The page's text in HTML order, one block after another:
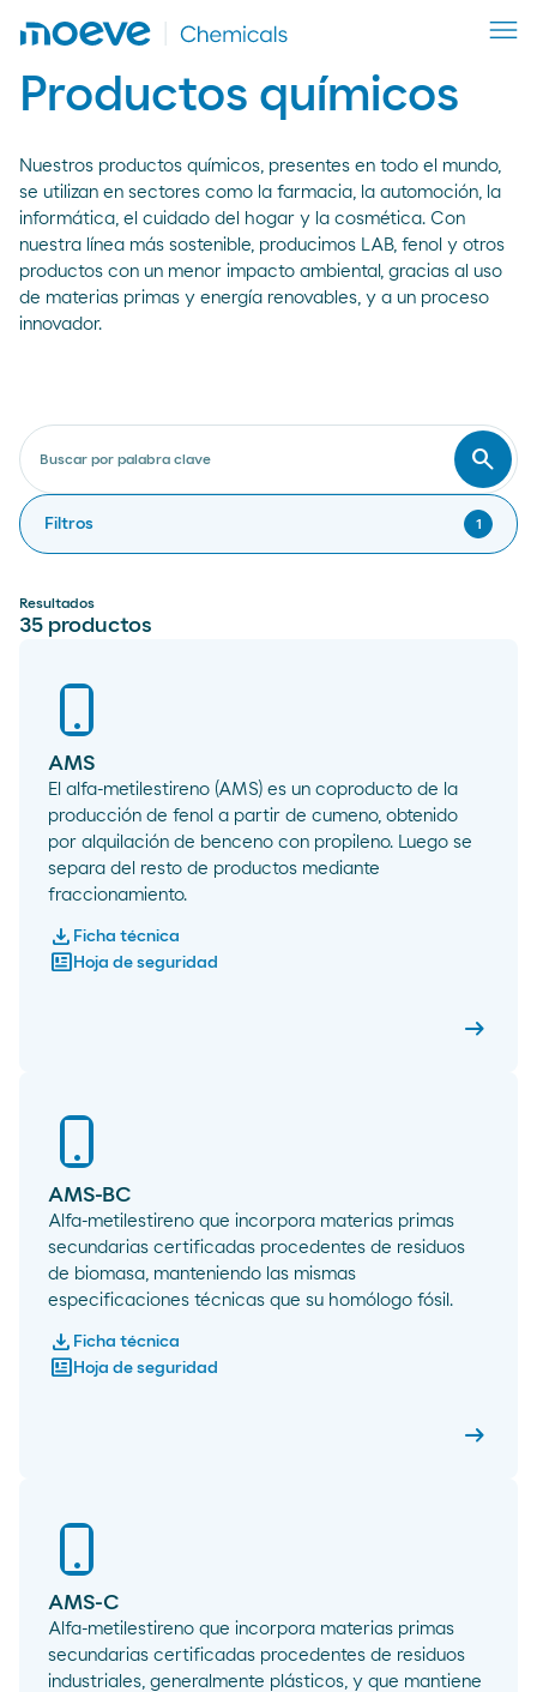
Productos químicos
Nuestros productos químicos, presentes en todo el mundo,
se utilizan en sectores como la farmacia, la automoción, la
informática, el cuidado del hogar y la cosmética. Con
nuestra línea más sostenible, producimos LAB, fenol y otros
productos con un menor impacto ambiental, gracias al uso
de materias primas y energía renovables, y a un proceso
innovador.
Buscar por palabra clave searchBuscar
Filtros 1
Resultados
35 productos
AMS
El alfa-metilestireno (AMS) es un coproducto de la
producción de fenol a partir de cumeno, obtenido
por alquilación de benceno con propileno. Luego se
separa del resto de productos mediante
fraccionamiento.
download Ficha técnica
newsmode Hoja de seguridad
arrow_right_altAMS
AMS-BC
Alfa-metilestireno que incorpora materias primas
secundarias certificadas procedentes de residuos
de biomasa, manteniendo las mismas
especificaciones técnicas que su homólogo fósil.
download Ficha técnica
newsmode Hoja de seguridad
arrow_right_altAMS-
AMS-C
Alfa-metilestireno que incorpora materias primas
secundarias certificadas procedentes de residuos
industriales, generalmente plásticos, y que mantiene